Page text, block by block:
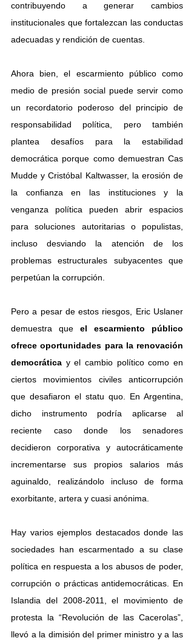
contribuyendo a generar cambios
institucionales que fortalezcan las conductas
adecuadas y rendición de cuentas.
Ahora bien, el escarmiento público como
medio de presión social puede servir como
un recordatorio poderoso del principio de
responsabilidad política, pero también
plantea desafíos para la estabilidad
democrática porque como demuestran Cas
Mudde y Cristóbal Kaltwasser, la erosión de
la confianza en las instituciones y la
venganza política pueden abrir espacios
para soluciones autoritarias o populistas,
incluso desviando la atención de los
problemas estructurales subyacentes que
perpetúan la corrupción.
Pero a pesar de estos riesgos, Eric Uslaner
demuestra que el escarmiento público
ofrece oportunidades para la renovación
democrática y el cambio político como en
ciertos movimientos civiles anticorrupción
que desafiaron el statu quo. En Argentina,
dicho instrumento podría aplicarse al
reciente caso donde los senadores
decidieron corporativa y autocráticamente
incrementarse sus propios salarios más
aguinaldo, realizándolo incluso de forma
exorbitante, artera y cuasi anónima.
Hay varios ejemplos destacados donde las
sociedades han escarmentado a su clase
política en respuesta a los abusos de poder,
corrupción o prácticas antidemocráticas. En
Islandia del 2008-2011, el movimiento de
protesta la “Revolución de las Cacerolas”,
llevó a la dimisión del primer ministro y a las